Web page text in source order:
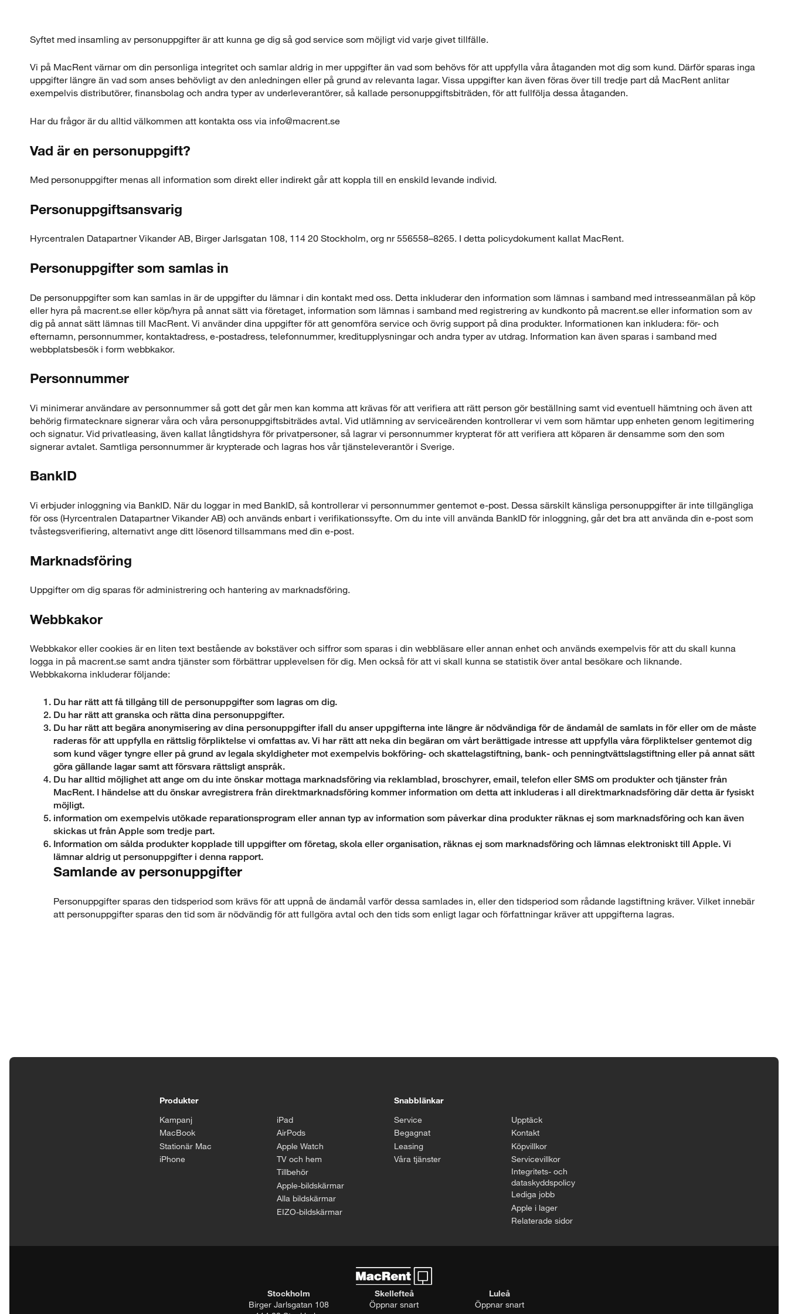
Syftet med insamling av personuppgifter är att kunna ge dig så god service som möjligt vid varje givet tillfälle.
Vi på MacRent värnar om din personliga integritet och samlar aldrig in mer uppgifter än vad som behövs för att uppfylla våra åtaganden mot dig som kund. Därför sparas inga
uppgifter längre än vad som anses behövligt av den anledningen eller på grund av relevanta lagar. Vissa uppgifter kan även föras över till tredje part då MacRent anlitar
exempelvis distributörer, finansbolag och andra typer av underleverantörer, så kallade personuppgiftsbiträden, för att fullfölja dessa åtaganden.
Har du frågor är du alltid välkommen att kontakta oss via info@macrent.se
Vad är en personuppgift?
Med personuppgifter menas all information som direkt eller indirekt går att koppla till en enskild levande individ.
Personuppgiftsansvarig
Hyrcentralen Datapartner Vikander AB, Birger Jarlsgatan 108, 114 20 Stockholm, org nr 556558–8265. I detta policydokument kallat MacRent.
Personuppgifter som samlas in
De personuppgifter som kan samlas in är de uppgifter du lämnar i din kontakt med oss. Detta inkluderar den information som lämnas i samband med intresseanmälan på köp
eller hyra på macrent.se eller köp/hyra på annat sätt via företaget, information som lämnas i samband med registrering av kundkonto på macrent.se eller information som av
dig på annat sätt lämnas till MacRent. Vi använder dina uppgifter för att genomföra service och övrig support på dina produkter. Informationen kan inkludera: för- och
efternamn, personnummer, kontaktadress, e-postadress, telefonnummer, kreditupplysningar och andra typer av utdrag. Information kan även sparas i samband med
webbplatsbesök i form webbkakor.
Personnummer
Vi minimerar användare av personnummer så gott det går men kan komma att krävas för att verifiera att rätt person gör beställning samt vid eventuell hämtning och även att
behörig firmatecknare signerar våra och våra personuppgiftsbiträdes avtal. Vid utlämning av serviceärenden kontrollerar vi vem som hämtar upp enheten genom legitimering
och signatur. Vid privatleasing, även kallat långtidshyra för privatpersoner, så lagrar vi personnummer krypterat för att verifiera att köparen är densamme som den som
signerar avtalet. Samtliga personnummer är krypterade och lagras hos vår tjänsteleverantör i Sverige.
BankID
Vi erbjuder inloggning via BankID. När du loggar in med BankID, så kontrollerar vi personnummer gentemot e-post. Dessa särskilt känsliga personuppgifter är inte tillgängliga
för oss (Hyrcentralen Datapartner Vikander AB) och används enbart i verifikationssyfte. Om du inte vill använda BankID för inloggning, går det bra att använda din e-post som
tvåstegsverifiering, alternativt ange ditt lösenord tillsammans med din e-post.
Marknadsföring
Uppgifter om dig sparas för administrering och hantering av marknadsföring.
Webbkakor
Webbkakor eller cookies är en liten text bestående av bokstäver och siffror som sparas i din webbläsare eller annan enhet och används exempelvis för att du skall kunna
logga in på macrent.se samt andra tjänster som förbättrar upplevelsen för dig. Men också för att vi skall kunna se statistik över antal besökare och liknande.
Webbkakorna inkluderar följande:
Du har rätt att få tillgång till de personuppgifter som lagras om dig.
Du har rätt att granska och rätta dina personuppgifter.
Du har rätt att begära anonymisering av dina personuppgifter ifall du anser uppgifterna inte längre är nödvändiga för de ändamål de samlats in för eller om de måste
raderas för att uppfylla en rättslig förpliktelse vi omfattas av. Vi har rätt att neka din begäran om vårt berättigade intresse att uppfylla våra förpliktelser gentemot dig
som kund väger tyngre eller på grund av legala skyldigheter mot exempelvis bokföring- och skattelagstiftning, bank- och penningtvättslagstiftning eller på annat sätt
göra gällande lagar samt att försvara rättsligt anspråk.
Du har alltid möjlighet att ange om du inte önskar mottaga marknadsföring via reklamblad, broschyrer, email, telefon eller SMS om produkter och tjänster från
MacRent. I händelse att du önskar avregistrera från direktmarknadsföring kommer information om detta att inkluderas i all direktmarknadsföring där detta är fysiskt
möjligt.
information om exempelvis utökade reparationsprogram eller annan typ av information som påverkar dina produkter räknas ej som marknadsföring och kan även
skickas ut från Apple som tredje part.
Information om sålda produkter kopplade till uppgifter om företag, skola eller organisation, räknas ej som marknadsföring och lämnas elektroniskt till Apple. Vi
lämnar aldrig ut personuppgifter i denna rapport.
Samlande av personuppgifter
Personuppgifter sparas den tidsperiod som krävs för att uppnå de ändamål varför dessa samlades in, eller den tidsperiod som rådande lagstiftning kräver. Vilket innebär
att personuppgifter sparas den tid som är nödvändig för att fullgöra avtal och den tids som enligt lagar och författningar kräver att uppgifterna lagras.
Produkter
Kampanj
MacBook
Stationär Mac
iPhone
iPad
AirPods
Apple Watch
TV och hem
Tillbehör
Apple-bildskärmar
Alla bildskärmar
EIZO-bildskärmar
Snabblänkar
Service
Begagnat
Leasing
Våra tjänster
Upptäck
Kontakt
Köpvillkor
Servicevillkor
Integritets- och
dataskyddspolicy
Lediga jobb
Apple i lager
Relaterade sidor
Stockholm
Birger Jarlsgatan 108
Skellefteå
Öppnar snart
Luleå
Öppnar snart
Stäng